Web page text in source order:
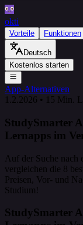
okti
Vorteile Funktionen
Deutsch
Kostenlos starten
App-Alternativen
1.2.2026 • 15 Min.
StudySmarter
Lernapps im
Auf der Suche
vergleichen die 8
Preisen, Vor- und
Studium!
StudySmarter